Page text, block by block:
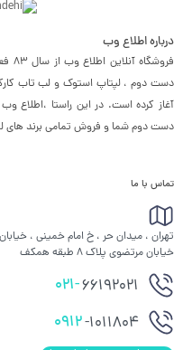
درباره اطلاع وب
دست دوم ، لپتاپ استوک و لب تاب
آغاز کرده است. در این راستا ،‌اطلاع
دست دوم شما و فروش تمامی برند های
تماس با ما
تهران ، میدان حر ، خ امام خمینی ،
خیابان مرتضوی پلاک 8 طبقه همکف
021-66192021
0912-1011804